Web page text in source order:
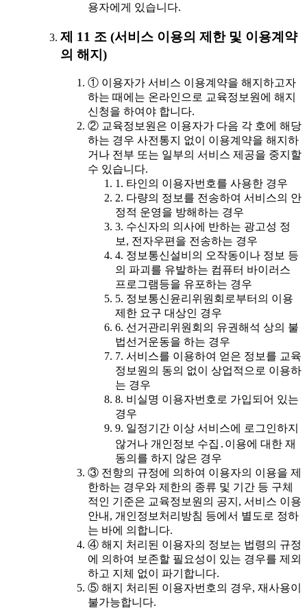
용자에게 있습니다.
제 11 조 (서비스 이용의 제한 및 이용계약
의 해지)
① 이용자가 서비스 이용계약을 해지하고자
하는 때에는 온라인으로 교육정보원에 해지
신청을 하여야 합니다.
② 교육정보원은 이용자가 다음 각 호에 해당
하는 경우 사전통지 없이 이용계약을 해지하
거나 전부 또는 일부의 서비스 제공을 중지할
수 있습니다.
1. 타인의 이용자번호를 사용한 경우
2. 다량의 정보를 전송하여 서비스의 안
정적 운영을 방해하는 경우
3. 수신자의 의사에 반하는 광고성 정
보, 전자우편을 전송하는 경우
4. 정보통신설비의 오작동이나 정보 등
의 파괴를 유발하는 컴퓨터 바이러스
프로그램등을 유포하는 경우
5. 정보통신윤리위원회로부터의 이용
제한 요구 대상인 경우
6. 선거관리위원회의 유권해석 상의 불
법선거운동을 하는 경우
7. 서비스를 이용하여 얻은 정보를 교육
정보원의 동의 없이 상업적으로 이용하
는 경우
8. 비실명 이용자번호로 가입되어 있는
경우
9. 일정기간 이상 서비스에 로그인하지
않거나 개인정보 수집․이용에 대한 재
동의를 하지 않은 경우
③ 전항의 규정에 의하여 이용자의 이용을 제
한하는 경우와 제한의 종류 및 기간 등 구체
적인 기준은 교육정보원의 공지, 서비스 이용
안내, 개인정보처리방침 등에서 별도로 정하
는 바에 의합니다.
④ 해지 처리된 이용자의 정보는 법령의 규정
에 의하여 보존할 필요성이 있는 경우를 제외
하고 지체 없이 파기합니다.
⑤ 해지 처리된 이용자번호의 경우, 재사용이
불가능합니다.